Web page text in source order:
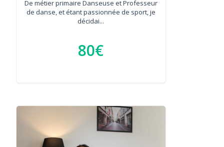
De métier primaire Danseuse et Professeur
de danse, et étant passionnée de sport, je
décidai...
80€